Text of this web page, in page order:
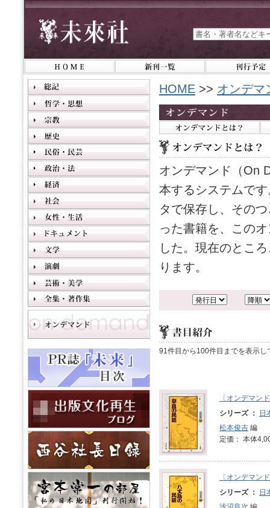
HOME >> オンデマ
オンデマンド（On
本するシステムで
タで保存し、その
った書籍を、この
した。現在のとこ
ります。
91件目から100件目までを表示し
〔オンデマン
シリーズ ：
日
松本俊吉 編
定価： 本体
〔オンデマン
シリーズ ：
日